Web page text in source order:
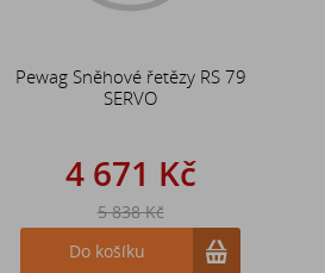
Pewag Sněhové řetězy RS 79
SERVO
4 671 Kč
5 838 Kč
Do košíku